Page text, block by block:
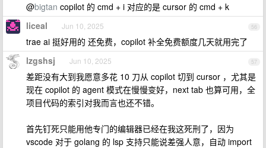
@bigtan copilot 的 cmd + i 对应的是 cursor 的 cmd + k
56
liceal Jun 10, 2025
trae ai 挺好用的 还免费，copilot 补全免费额度几天就用完了
57
lzgshsj Jun 10, 2025
差距没有大到我愿意多花 10 刀从 copilot 切到 cursor ，尤其是
现在 copilot 的 agent 模式在慢慢变好，next tab 也算可用，全
项目代码的索引对我而言也还不错。
首先钉死只能用他专门的编辑器已经在我这死刑了，因为
vscode 对于 golang 的 lsp 支持只能说差强人意，自动 import